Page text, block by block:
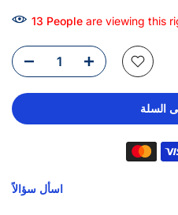
13 People are viewing this
السلة
اسأل سؤالاً